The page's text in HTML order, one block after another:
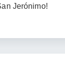
Jerónimo!